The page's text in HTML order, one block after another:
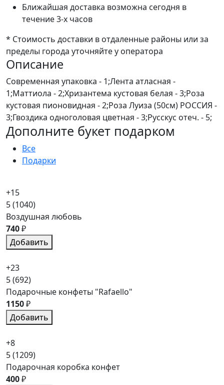
Ближайшая доставка возможна сегодня в
течение 3-х часов
* Стоимость доставки в отдаленные районы или за
пределы города уточняйте у оператора
Описание
Современная упаковка - 1;Лента атласная -
1;Маттиола - 2;Хризантема кустовая белая - 3;Роза
кустовая пионовидная - 2;Роза Луиза (50см) РОССИЯ -
3;Гвоздика одноголовая цветная - 3;Русскус отеч. - 5;
Дополните букет подарком
Все
Подарки
+15
5(1040)
Воздушная любовь
740₽
Добавить
+23
5(692)
Подарочные конфеты "Rafaello"
1150₽
Добавить
+8
5(1209)
Подарочная коробка конфет
400₽